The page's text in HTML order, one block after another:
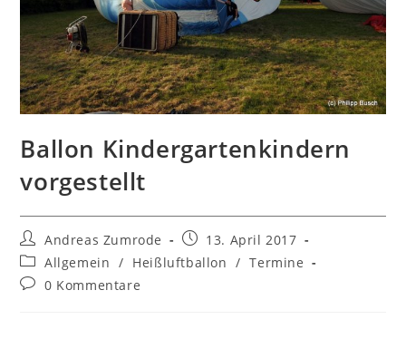
Ballon Kindergartenkindern
vorgestellt
Beitrags-
Autor:
Andreas Zumrode
Beitrag
veröffentlicht:
13. April 2017
Beitrags-
Kategorie:
Allgemein / Heißluftballon / Termine
Beitrags-
0 Kommentare